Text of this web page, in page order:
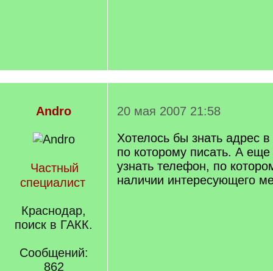
Andro
Частный
специалист
Краснодар,
поиск в ГАКК.
Сообщений:
862
20 мая 2007 21:58
Хотелось бы знать адрес
по которому писать. А еще
узнать телефон, по
наличии интересующего